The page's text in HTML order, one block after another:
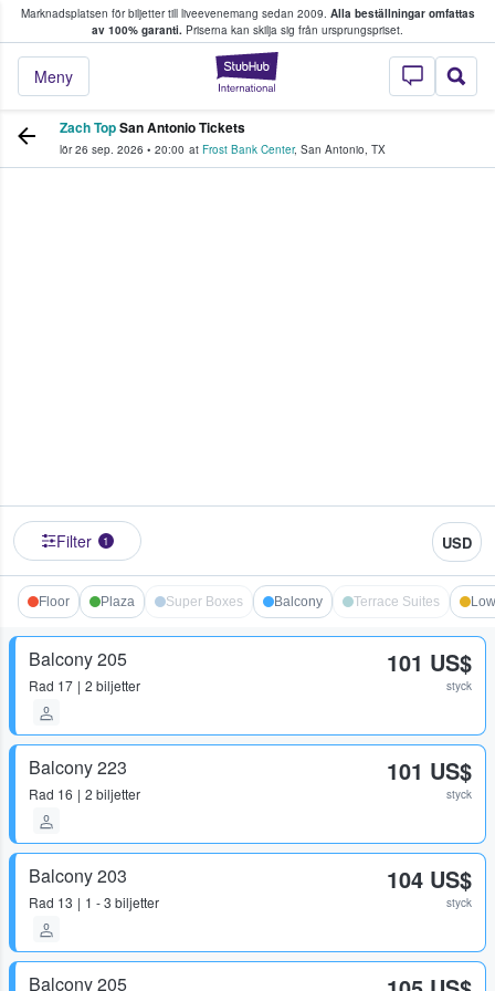
Marknadsplatsen för biljetter till liveevenemang sedan 2009. Alla beställningar omfattas
av 100% garanti. Priserna kan skilja sig från ursprungspriset.
StubHub – där
Meny
köper och säljer biljetter.
Zach TopSan Antonio Tickets
lör 26 sep. 2026 • 20:00 at Frost Bank Center, San Antonio, TX
Filter 1 USD
Floor Plaza Super Boxes Balcony Terrace Suites
Balcony 205
Rad 17 2 biljetter
101 US$
styck
Balcony 223
Rad 16 2 biljetter
101 US$
styck
Balcony 203
Rad 13 1 - 3 biljetter
104 US$
styck
Balcony 205